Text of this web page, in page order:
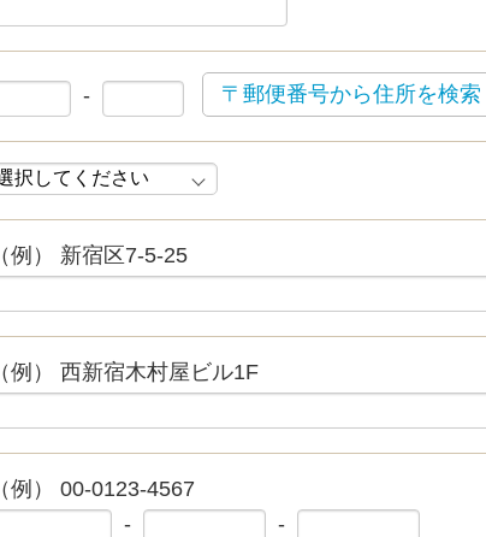
- 〒郵便番号から住所を検索
（例） 新宿区7-5-25
（例） 西新宿木村屋ビル1F
（例） 00-0123-4567
-
-